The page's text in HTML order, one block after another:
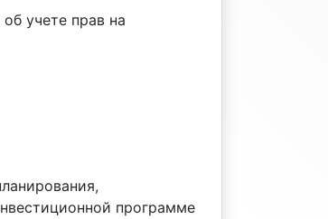
учете прав на
программе